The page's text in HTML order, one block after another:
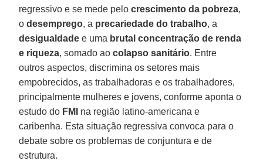
regressivo e se mede pelocrescimento da pobreza,
odesemprego, a precariedade do trabalho, a
desigualdade e uma brutal concentração de renda
e riqueza, somado aocolapso sanitário. Entre
outros aspectos, discrimina os setores mais
empobrecidos, as trabalhadoras e os trabalhadores,
principalmente mulheres e jovens, conforme aponta o
estudo do FMI
na região latino-americana e
caribenha. Esta situação regressiva convoca para o
debate sobre os problemas de conjuntura e de
estrutura.